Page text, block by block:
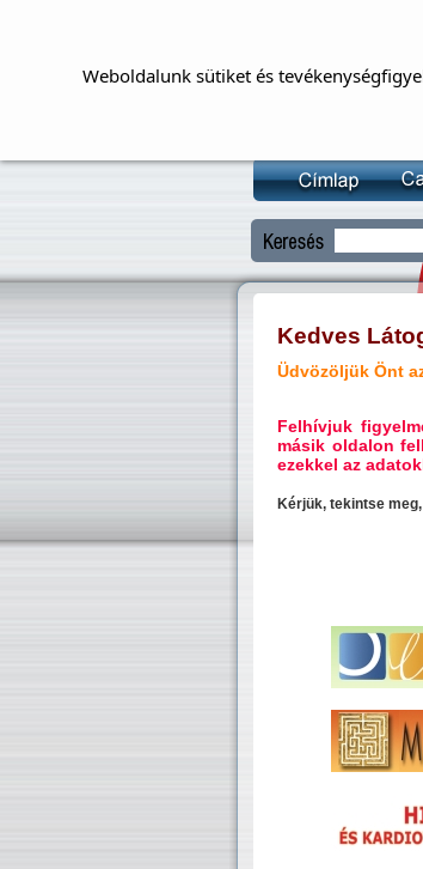
Kedves
Üdvözöljük Önt
Felhívjuk
másik oldalon
ezekkel az
Kérjük, tekintse
Weboldalunk sütiket és